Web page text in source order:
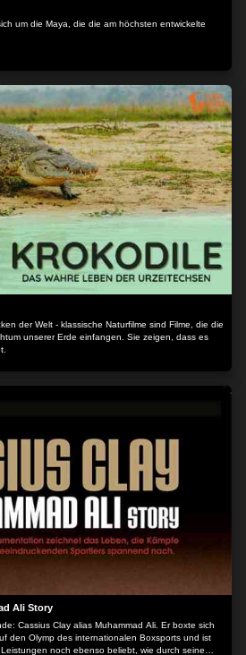
um die Maya, die die am höchsten entwickelte
der Welt - klassische Naturfilme sind Filme, die die
unserer Erde einfangen. Sie zeigen, dass es
Ali Story
Cassius Clay alias Muhammad Ali. Er boxte sich
den Olymp des internationalen Boxsports und ist
noch ebenso beliebt, wie durch seine